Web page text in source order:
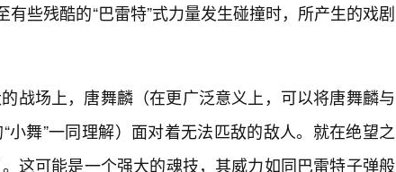
有些残酷的“巴雷特”式力量发生碰撞时，所产生的戏剧
战场上，唐舞麟（在更广泛意义上，可以将唐舞麟与
小舞”一同理解）面对着无法匹敌的敌人。就在绝望之
这可能是一个强大的魂技，其威力如同巴雷特子弹般